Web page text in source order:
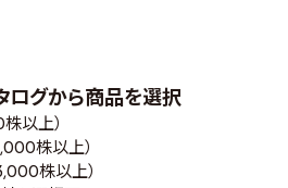
ログから商品を選択
以上）
株以上）
株以上）